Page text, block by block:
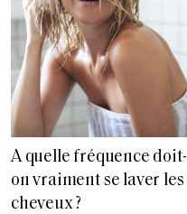
A quelle fréquence doit-
on vraiment se laver les
cheveux ?